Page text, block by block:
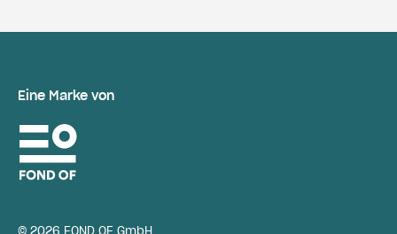
Eine Marke von